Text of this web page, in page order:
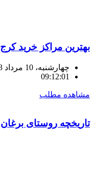
بهترین مراکز خرید کرج
چهارشنبه، 10 مرداد 1403
09:12:01
مشاهده مطلب
تاریخچه روستای برغان